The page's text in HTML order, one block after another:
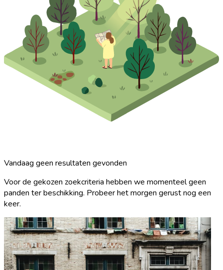
Vandaag geen resultaten gevonden
Voor de gekozen zoekcriteria hebben we momenteel geen
panden ter beschikking. Probeer het morgen gerust nog een
keer.